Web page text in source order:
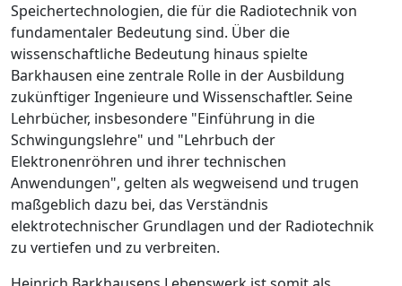
Speichertechnologien, die für die Radiotechnik von
fundamentaler Bedeutung sind. Über die
wissenschaftliche Bedeutung hinaus spielte
Barkhausen eine zentrale Rolle in der Ausbildung
zukünftiger Ingenieure und Wissenschaftler. Seine
Lehrbücher, insbesondere "Einführung in die
Schwingungslehre" und "Lehrbuch der
Elektronenröhren und ihrer technischen
Anwendungen", gelten als wegweisend und trugen
maßgeblich dazu bei, das Verständnis
elektrotechnischer Grundlagen und der Radiotechnik
zu vertiefen und zu verbreiten.